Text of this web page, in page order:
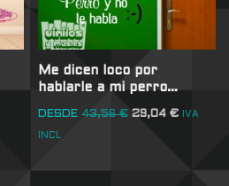
Me dicen loco por
hablarle a mi perro…
DESDE 43,56€ 29,04€ IVA
INCL